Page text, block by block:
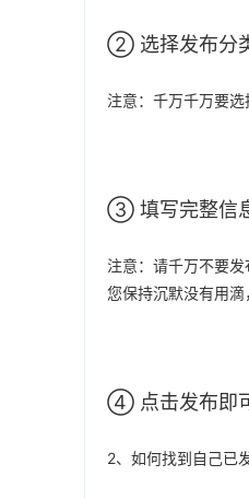
➁ 选择发布分
注意：千万千万要
➂ 填写完整信
注意：请千万不要发
您保持沉默没有用
➃ 点击发布即
2、如何找到自己已